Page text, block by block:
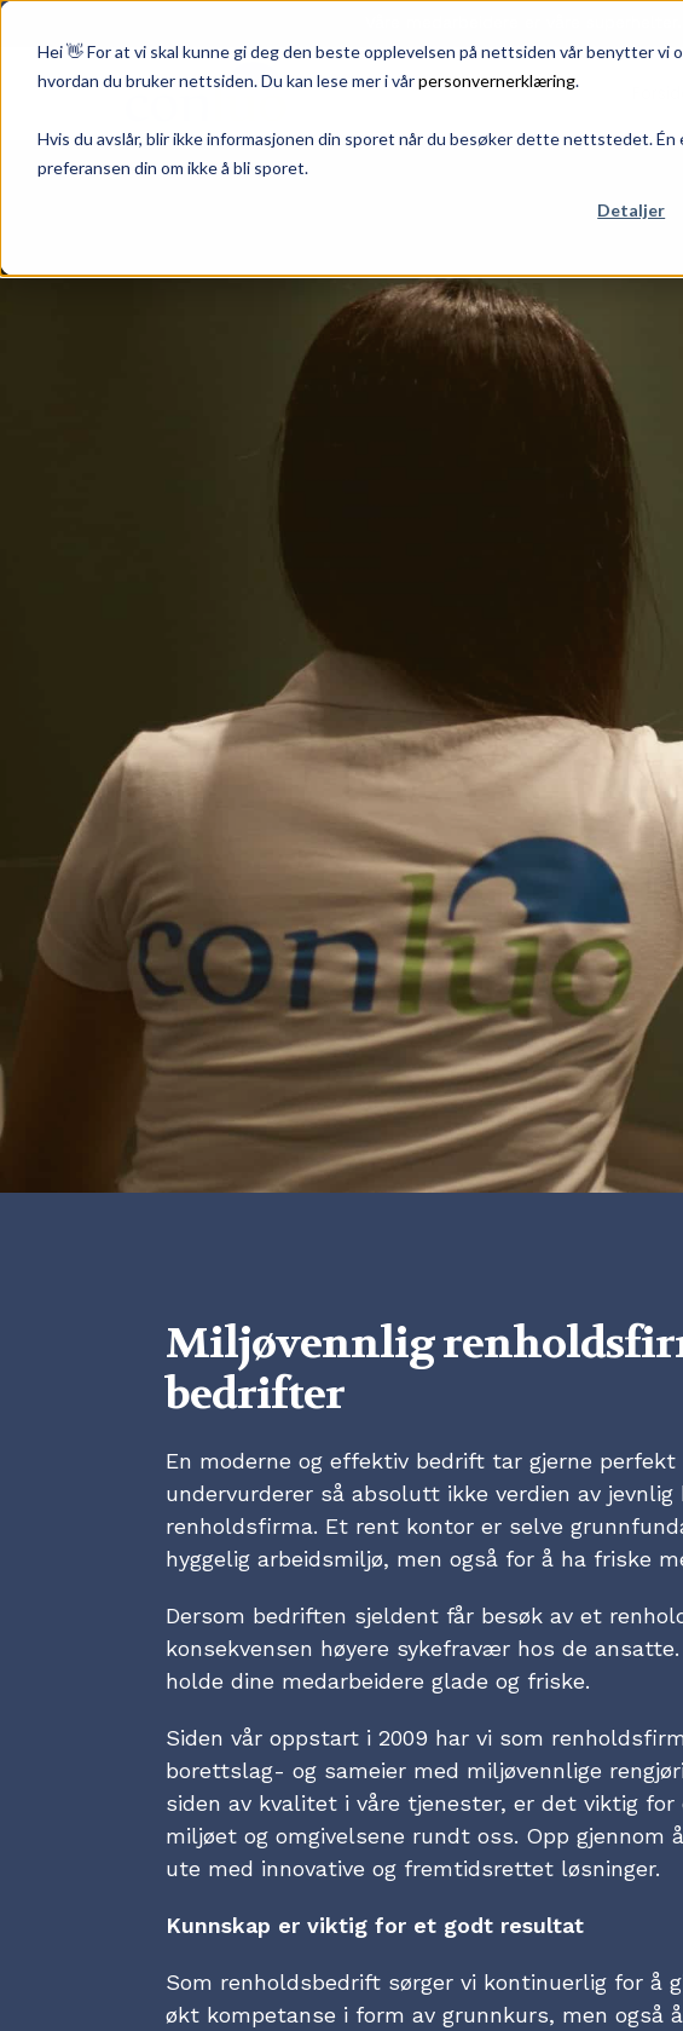
Hei 👋 For at vi skal kunne gi deg den beste opplevelsen på nettsiden vår benytter vi
hvordan du bruker nettsiden. Du kan lese mer i vårpersonvernerklæring.
Hvis du avslår, blir ikke informasjonen din sporet når du besøker dette nettstedet.
preferansen din om ikke å bli sporet.
Detaljer
Våre medarbeidere er våre
Miljøvennlig
bedrifter
En moderne og effektiv bedrift tar gjerne
undervurderer så absolutt ikke verdien av jevnlig
renholdsfirma. Et rent kontor er selve
hyggelig arbeidsmiljø, men også for å ha friske
Dersom bedriften sjeldent får besøk av et
konsekvensen høyere sykefravær hos de
holde dine medarbeidere glade og friske.
Siden vår oppstart i 2009 har vi som
borettslag- og sameier med miljøvennlige
siden av kvalitet i våre tjenester, er det viktig for
miljøet og omgivelsene rundt oss. Opp gjennom
ute med innovative og fremtidsrettet løsninger.
Kunnskap er viktig for et godt resultat
Som renholdsbedrift sørger vi kontinuerlig for å
økt kompetanse i form av grunnkurs, men også